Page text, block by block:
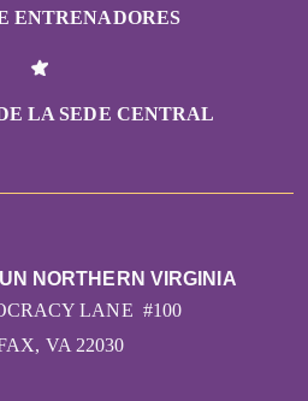
ENTRENADORES
LA SEDE CENTRAL
NORTHERN VIRGINIA
LANE #100
VA 22030